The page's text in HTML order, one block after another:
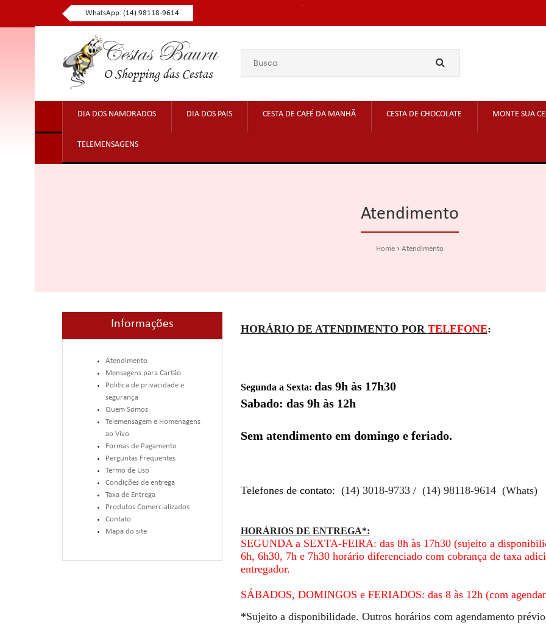
WhatsApp: (14) 98118-9614
DIA DOS NAMORADOS DIA DOS PAIS CESTA DE CAFÉ DA MANHÃ CESTA DE CHOCOLATE MONTE SUA
TELEMENSAGENS
Atendimento
Home Atendimento
Informações
Atendimento
Mensagens para Cartão
Politica de privacidade e
segurança
Quem Somos
Telemensagem e Homenagens
ao Vivo
Formas de Pagamento
Perguntas Frequentes
Termo de Uso
Condições de entrega
Taxa de Entrega
Produtos Comercializados
Contato
Mapa do site
HORÁRIO DE ATENDIMENTO POR TELEFONE:
Segunda a Sexta: das 9h às 17h30
Sabado: das 9h às 12h
Sem atendimento em domingo e feriado.
Telefones de contato: (14) 3018-9733 / (14) 98118-9614 (Whats)
HORÁRIOS DE ENTREGA*:
SEGUNDA a SEXTA-FEIRA: das 8h às 17h30 (sujeito a
6h, 6h30, 7h e 7h30 horário diferenciado com cobrança de taxa
entregador.
SÁBADOS, DOMINGOS e FERIADOS: das 8 às 12h (com
*Sujeito a disponibilidade. Outros horários com agendamento